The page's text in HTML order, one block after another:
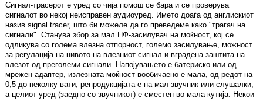
Сигнал-трасерот е уред со чија помош се бара и се проверува
сигналот во некој неисправен аудиоуред. Името доаѓа од англискиот
назив signal tracer, што би можеле да го преведеме како "трагач на
сигнали". Станува збор за мал НФ-засилувач на моќност, кој се
одликува со голема влезна отпорност, големо засилување, можност
за регулација на нивото на влезниот сигнал и вградена заштита на
влезот од преголеми сигнали. Напојувањето е батериско или од
мрежен адаптер, излезната моќност вообичаено е мала, од редот на
0,5 до неколку вати, репродукцијата е на мал звучник или слушалки,
а целиот уред (заедно со звучникот) е сместен во мала кутија. Некои